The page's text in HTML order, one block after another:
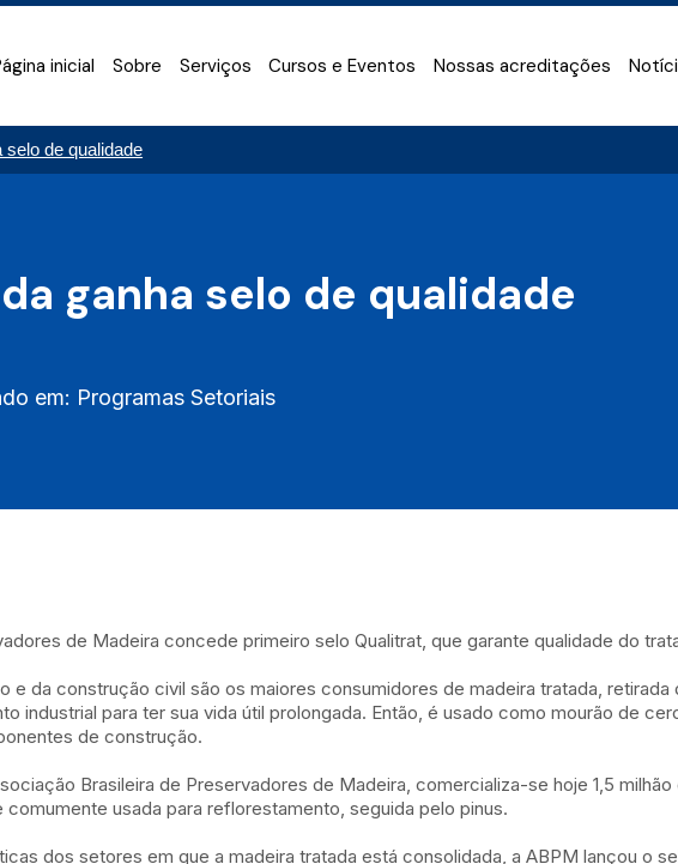
inicial Sobre Serviços Cursos e Eventos Nossas acreditações
selo de qualidade
ganha selo de qualidade
em: Programas Setoriais
de Madeira concede primeiro selo Qualitrat, que garante qualidade do
e da construção civil são os maiores consumidores de madeira tratada,
industrial para ter sua vida útil prolongada. Então, é usado como mourão de
de construção.
Brasileira de Preservadores de Madeira, comercializa-se hoje 1,5
usada para reflorestamento, seguida pelo pinus.
dos setores em que a madeira tratada está consolidada, a ABPM lançou o